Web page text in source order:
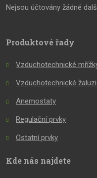
Nejsou účtovány žádné
Produktové řady
Vzduchotechnické
Vzduchotechnické
Anemostaty
Regulační prvky
Ostatní prvky
Kde nás najdete